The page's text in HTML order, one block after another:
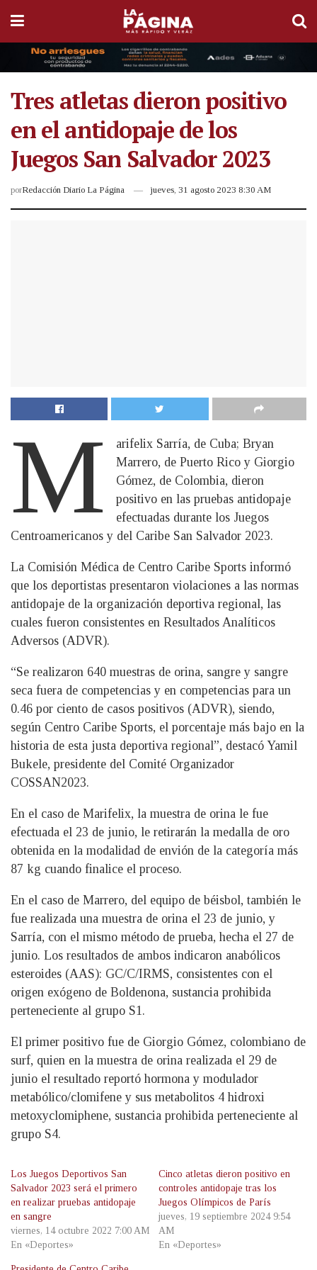
Tres atletas dieron positivo
en el antidopaje de los
Juegos San Salvador 2023
porRedacción Diario La Página jueves, 31 agosto 2023 8:30 AM
M
arifelix Sarría, de Cuba; Bryan
Marrero, de Puerto Rico y Giorgio
Gómez, de Colombia, dieron
positivo en las pruebas antidopaje
efectuadas durante los Juegos
Centroamericanos y del Caribe San Salvador 2023.
La Comisión Médica de Centro Caribe Sports informó
que los deportistas presentaron violaciones a las normas
antidopaje de la organización deportiva regional, las
cuales fueron consistentes en Resultados Analíticos
Adversos (ADVR).
“Se realizaron 640 muestras de orina, sangre y sangre
seca fuera de competencias y en competencias para un
0.46 por ciento de casos positivos (ADVR), siendo,
según Centro Caribe Sports, el porcentaje más bajo en la
historia de esta justa deportiva regional”, destacó Yamil
Bukele, presidente del Comité Organizador
COSSAN2023.
En el caso de Marifelix, la muestra de orina le fue
efectuada el 23 de junio, le retirarán la medalla de oro
obtenida en la modalidad de envión de la categoría más
87 kg cuando finalice el proceso.
En el caso de Marrero, del equipo de béisbol, también le
fue realizada una muestra de orina el 23 de junio, y
Sarría, con el mismo método de prueba, hecha el 27 de
junio. Los resultados de ambos indicaron anabólicos
esteroides (AAS): GC/C/IRMS, consistentes con el
origen exógeno de Boldenona, sustancia prohibida
perteneciente al grupo S1.
El primer positivo fue de Giorgio Gómez, colombiano de
surf, quien en la muestra de orina realizada el 29 de
junio el resultado reportó hormona y modulador
metabólico/clomifene y sus metabolitos 4 hidroxi
metoxyclomiphene, sustancia prohibida perteneciente al
grupo S4.
Los Juegos Deportivos San
Salvador 2023 será el primero
en realizar pruebas antidopaje
en sangre
viernes, 14 octubre 2022 7:00 AM
En «Deportes»
Cinco atletas dieron positivo en
controles antidopaje tras los
Juegos Olímpicos de París
jueves, 19 septiembre 2024 9:54
AM
En «Deportes»